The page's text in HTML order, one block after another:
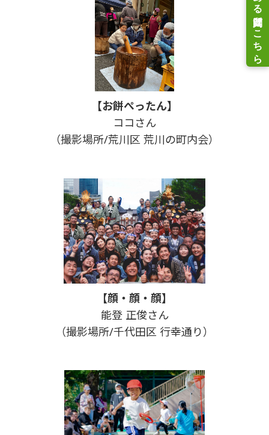
【お餅ぺったん】
ココさん
（撮影場所/荒川区 荒川の町内会）
【顔・顔・顔】
能登 正俊さん
（撮影場所/千代田区 行幸通り）